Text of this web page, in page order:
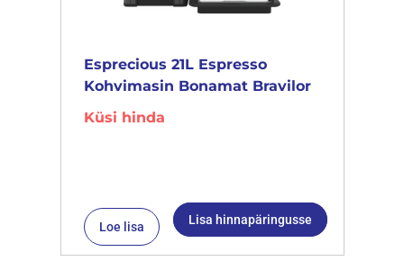
Esprecious 21L Espresso
Kohvimasin Bonamat Bravilor
Küsi hinda
Loe lisa Lisa hinnapäringusse